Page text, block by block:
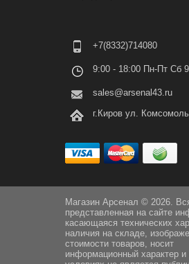
+7(8332)714080
9:00 - 18:00 Пн-Пт Сб
sales@arsenal43.ru
г.Киров ул.
Магазин Арсенал © 2026.
представленная на сайте
касающаяся технических
наличия на складе,
стоимости товаров, носит
информационный характер и